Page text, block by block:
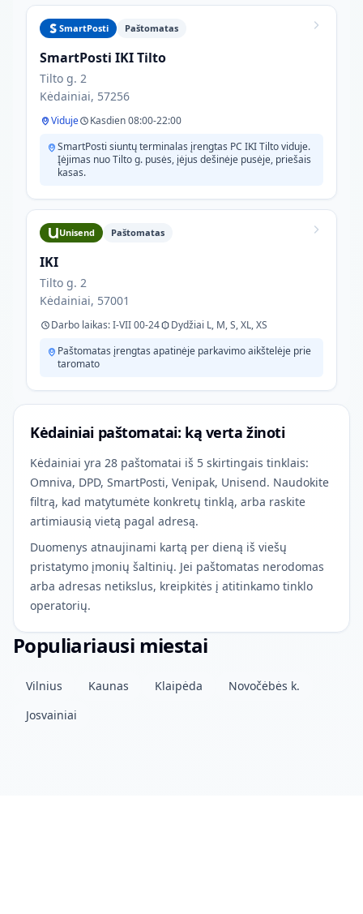
SmartPosti Paštomatas
SmartPosti IKI Tilto
Tilto g. 2
Kėdainiai, 57256
Viduje
Kasdien 08:00-22:00
SmartPosti siuntų terminalas įrengtas PC IKI Tilto viduje.
Įėjimas nuo Tilto g. pusės, įėjus dešinėje pusėje, priešais
kasas.
Unisend Paštomatas
IKI
Tilto g. 2
Kėdainiai, 57001
Darbo laikas: I-VII 00-24
Dydžiai L, M, S, XL, XS
Paštomatas įrengtas apatinėje parkavimo aikštelėje prie
taromato
Kėdainiai paštomatai: ką verta žinoti
Kėdainiai yra 28 paštomatai iš 5 skirtingais tinklais:
Omniva, DPD, SmartPosti, Venipak, Unisend. Naudokite
filtrą, kad matytumėte konkretų tinklą, arba raskite
artimiausią vietą pagal adresą.
Duomenys atnaujinami kartą per dieną iš viešų
pristatymo įmonių šaltinių. Jei paštomatas nerodomas
arba adresas netikslus, kreipkitės į atitinkamo tinklo
operatorių.
Populiariausi miestai
Vilnius Kaunas Klaipėda
Novočėbės k.
Josvainiai